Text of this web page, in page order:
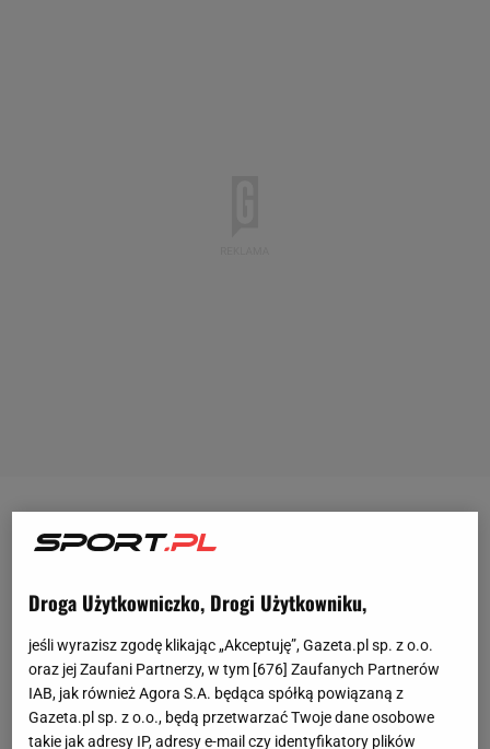
z kibicami Chicago Fire i opuścił klub grający w
po tym jak wygasł jego kontrakt. Wówczas o
ponownym zatrudnieniu węgierskiego napastnika
myślałaLegia Warszawa. Ostatecznie wrócił do
Europy, do Węgier, gdzie związał się z Videotonem.
- Ale wiadomo, że na Łazienkowskiej z pewnością
Droga Użytkowniczko, Drogi Użytkowniku,
jeśli wyrazisz zgodę klikając „Akceptuję”, Gazeta.pl sp. z o.o.
oraz jej Zaufani Partnerzy, w tym [676] Zaufanych Partnerów
IAB, jak również Agora S.A. będąca spółką powiązaną z
Gazeta.pl sp. z o.o., będą przetwarzać Twoje dane osobowe
takie jak adresy IP, adresy e-mail czy identyfikatory plików